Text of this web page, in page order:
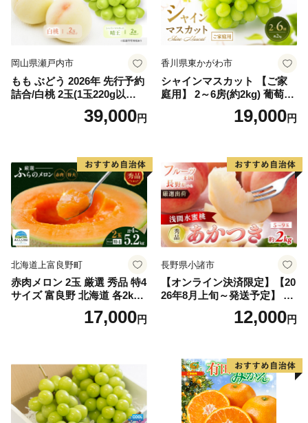
岡山県瀬戸内市
もも ぶどう 2026年 先行予約
詰合/白桃 2玉(1玉220g以
上)・シャインマスカット 晴
39,000円
香川県東かがわ市
シャインマスカット 【ご家
庭用】 2～6房(約2kg) 葡萄 ぶ
どう ブドウ フルーツ 果物 く
だもの 果実 旬の果物 旬のフ
19,000円
北海道上富良野町
赤肉メロン 2玉 厳選 秀品 特4
サイズ 富良野 北海道 各2kg
～2.6kg 2玉 セット ファーム
富良野 メロン めろん 果物 く
17,000円
長野県小諸市
【オンライン決済限定】【20
26年8月上旬～発送予定】 先
行予約 「浅間水蜜桃プレミ
アム」 もも あかつき 秀品 約
果肉 長野県産 小諸市
12,000円